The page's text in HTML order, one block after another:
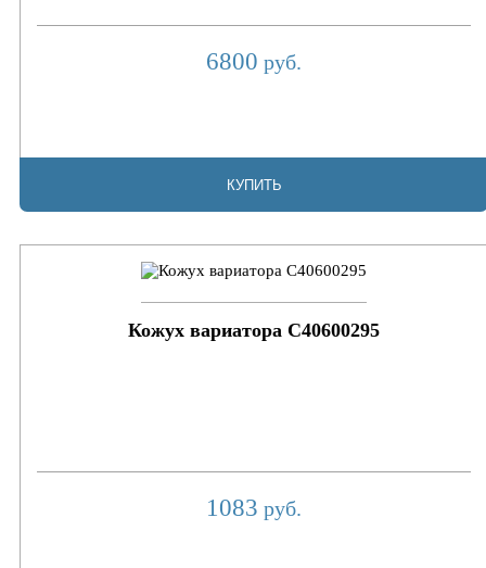
6800 руб.
КУПИТЬ
Кожух вариатора C40600295
1083 руб.